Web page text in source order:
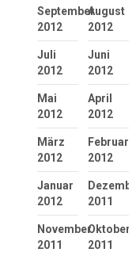
September
2012
August
2012
Juli
2012
Juni
2012
Mai
2012
April
2012
März
2012
Februar
2012
Januar
2012
2011
November
2011
Oktober
2011